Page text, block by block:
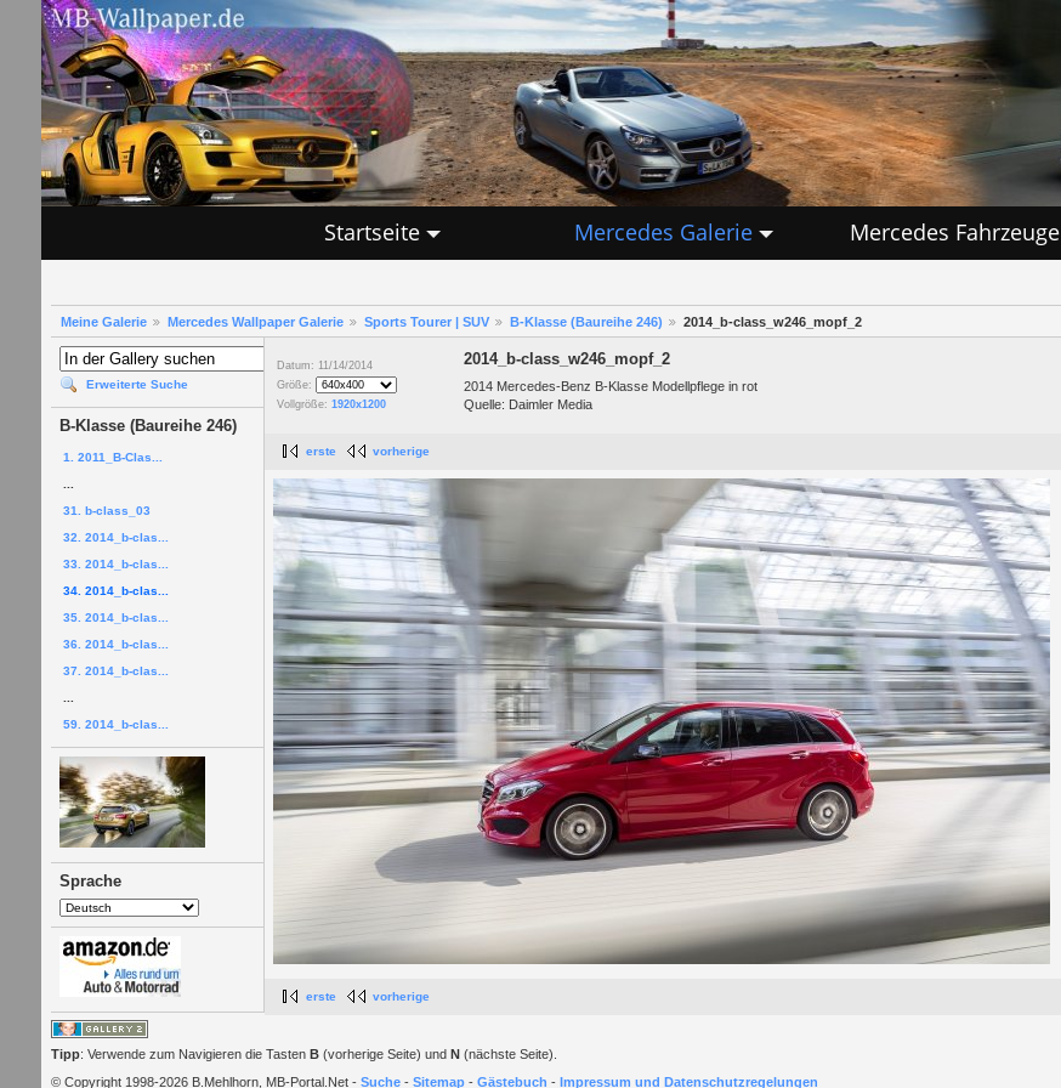
Startseite Mercedes Galerie Mercedes Fahrzeuge
Meine Galerie Mercedes Wallpaper Galerie Sports Tourer | SUV B-Klasse (Baureihe 246) 2014_b-class_w246_mopf_2
Erweiterte Suche
B-Klasse (Baureihe 246)
1. 2011_B-Clas...
31. b-class_03
32. 2014_b-clas...
33. 2014_b-clas...
34. 2014_b-clas...
35. 2014_b-clas...
36. 2014_b-clas...
37. 2014_b-clas...
59. 2014_b-clas...
Sprache
Datum: 11/14/2014
Größe:
Vollgröße: 1920x1200
2014_b-class_w246_mopf_2
2014 Mercedes-Benz B-Klasse Modellpflege in rot
Quelle: Daimler Media
erste vorherige
erste vorherige
Tipp: Verwende zum Navigieren die Tasten B(vorherige Seite) und N(nächste Seite).
© Copyright 1998-2026 B.Mehlhorn, MB-Portal.Net - Suche- Sitemap- Gästebuch - Impressum und Datenschutzregelungen